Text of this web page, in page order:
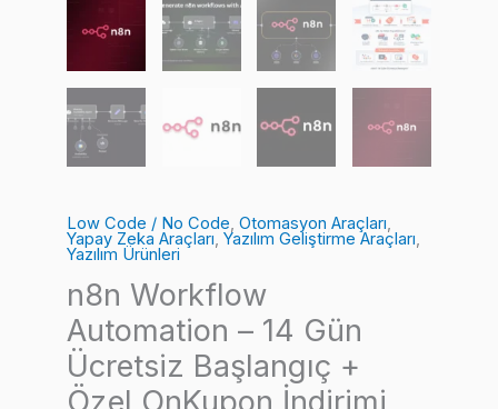
Low Code / No Code, Otomasyon Araçları,
Yapay Zeka Araçları, Yazılım Geliştirme Araçları,
Yazılım Ürünleri
n8n Workflow
Automation – 14 Gün
Ücretsiz Başlangıç +